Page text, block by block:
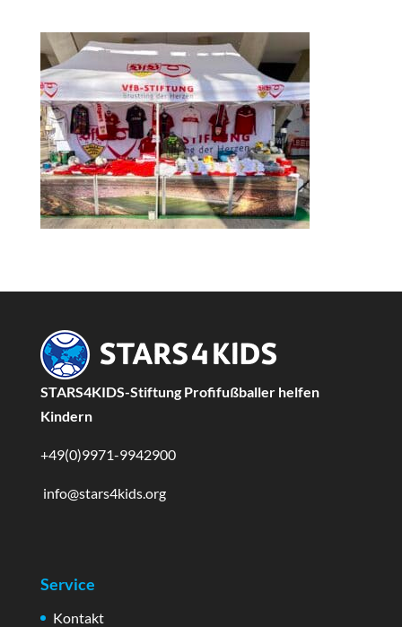
STARS4KIDS-Stiftung Profifußballer helfen
Kindern
+49(0)9971-9942900
info@stars4kids.org
Service
Kontakt